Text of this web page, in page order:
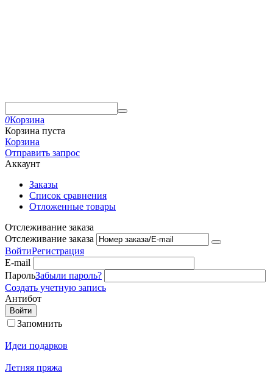
0Корзина
Корзина пуста
Корзина
Отправить запрос
Аккаунт
Заказы
Список сравнения
Отложенные товары
Отслеживание заказа
Отслеживание заказа
ВойтиРегистрация
E-mail
ПарольЗабыли пароль?
Создать учетную запись
Антибот
Войти
Запомнить
Идеи подарков
Летняя пряжа